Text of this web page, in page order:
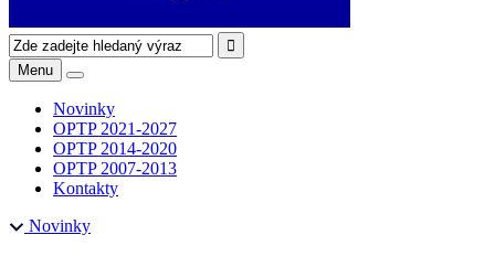
Menu
Novinky
OPTP 2021-2027
OPTP 2014-2020
OPTP 2007-2013
Kontakty
Novinky